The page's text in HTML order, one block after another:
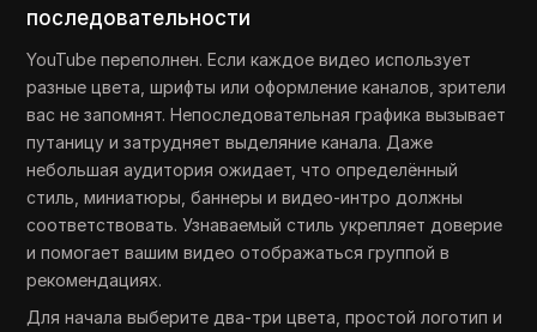
последовательности
YouTube переполнен. Если каждое видео использует
разные цвета, шрифты или оформление каналов, зрители
вас не запомнят. Непоследовательная графика вызывает
путаницу и затрудняет выделяние канала. Даже
небольшая аудитория ожидает, что определённый
стиль, миниатюры, баннеры и видео-интро должны
соответствовать. Узнаваемый стиль укрепляет доверие
и помогает вашим видео отображаться группой в
рекомендациях.
Для начала выберите два-три цвета, простой логотип и